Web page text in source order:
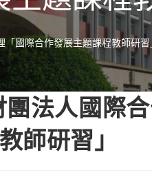
國際合作發展主題課程教師研
法人國際
師研習」